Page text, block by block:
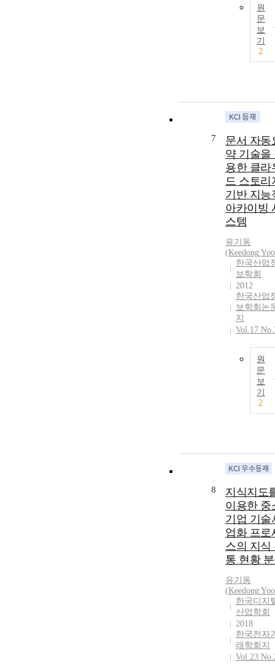
원
문
보
기
2
7
문서 자동
약 기술을
용한 클라
드 스토리
기반 지능
아카이빙
스템
유기동
(Keedong Yoo
한국산업
보학회
2012
한국산업
보학회논
지
Vol.17
원
문
보
기
2
8
지식지도
이용한 중
기업 기술
업화 프로
스의 지식
통 현황
유기동
(Keedong Yoo
한국디지
산업학회
2018
한국전자
래학회지
Vol.23